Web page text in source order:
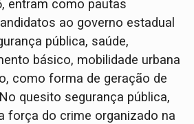
entram como pautas
ao governo estadual
pública, saúde,
básico, mobilidade urbana
como forma de geração de
quesito segurança pública,
força do crime organizado na